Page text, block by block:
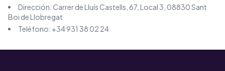
Dirección: Carrer de Lluís Castells, 67, Local 3, 08830 Sant
Boi de Llobregat
Teléfono: +34 931 38 02 24